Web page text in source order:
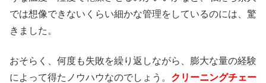
では想像できないくらい細かな管理をしているのには、驚
きました。
おそらく、何度も失敗を繰り返しながら、膨大な量の経験
によって得たノウハウなのでしょう。 クリーニングチェー